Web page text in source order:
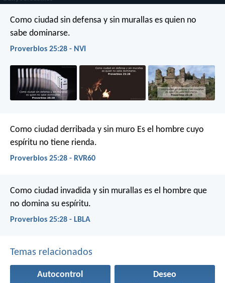
Como ciudad sin defensa y sin murallas es quien no
sabe dominarse.
Proverbios 25:28 - NVI
Como ciudad derribada y sin muro Es el hombre cuyo
espíritu no tiene rienda.
Proverbios 25:28 - RVR60
Como ciudad invadida y sin murallas es el hombre que
no domina su espíritu.
Proverbios 25:28 - LBLA
Temas relacionados
Autocontrol Deseo